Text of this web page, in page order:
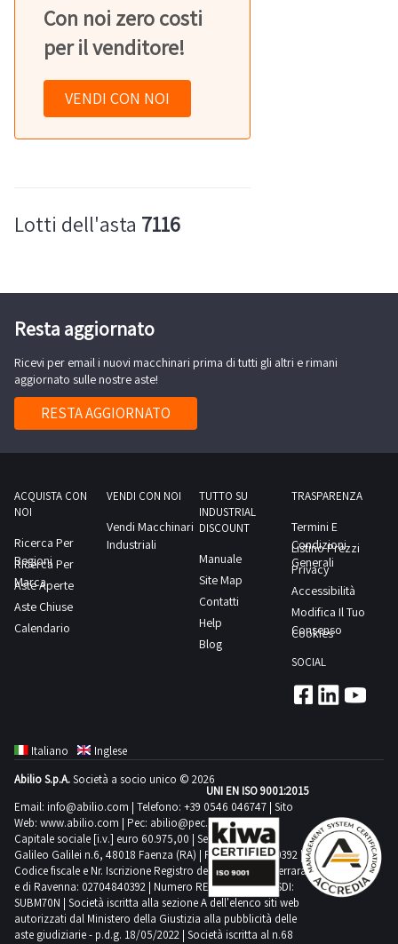
Con noi zero costi
per il venditore!
VENDI CON NOI
Lotti dell'asta 7116
Resta aggiornato
Ricevi per email i nuovi macchinari prima di tutti gli altri e rimani
aggiornato sulle nostre aste!
RESTA AGGIORNATO
ACQUISTA CON
NOI
Ricerca Per
Regioni
Ricerca Per
Marca
Aste Aperte
Aste Chiuse
Calendario
VENDI CON NOI
Vendi Macchinari
Industriali
TUTTO SU
INDUSTRIAL
DISCOUNT
Manuale
Site Map
Contatti
Help
Blog
TRASPARENZA
Termini E
Condizioni
Generali
Listino Prezzi
Privacy
Accessibilità
Modifica Il Tuo
Consenso
Cookies
SOCIAL
Italiano
Inglese
Abilio S.p.A.Società a socio unico © 2026
Email: info@abilio.com | Telefono: +39 0546 046747 | Sito
Web: www.abilio.com | Pec: abilio@pec.illimity.com
Capitale sociale [i.v.] euro 60.975,00 | Sede legale in Via
Galileo Galilei n.6, 48018 Faenza (RA) | P.IVA: 02704840392 |
Codice fiscale e Nr. Iscrizione Registro delle Imprese di Ferrara
e di Ravenna: 02704840392 | Numero REA RA 224830 | SDI:
SUBM70N | Società iscritta alla sezione A dell'elenco siti web
autorizzati dal Ministero della Giustizia alla pubblicità delle
aste giudiziarie - p.d.g. 18/05/2022 | Società iscritta al n.68
UNI EN ISO 9001:2015